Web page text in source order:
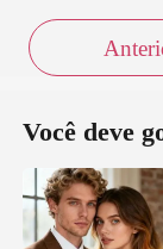
Você deve